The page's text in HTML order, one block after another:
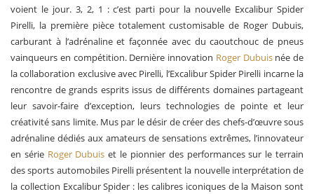
voient le jour. 3, 2, 1 : c’est parti pour la nouvelle Excalibur Spider
Pirelli, la première pièce totalement customisable de Roger Dubuis,
carburant à l’adrénaline et façonnée avec du caoutchouc de pneus
vainqueurs en compétition. Dernière innovation Roger Dubuisnée de
la collaboration exclusive avec Pirelli, l’Excalibur Spider Pirelli incarne la
rencontre de grands esprits issus de différents domaines partageant
leur savoir-faire d’exception, leurs technologies de pointe et leur
créativité sans limite. Mus par le désir de créer des chefs-d’œuvre sous
adrénaline dédiés aux amateurs de sensations extrêmes, l’innovateur
en série Roger Dubuis et le pionnier des performances sur le terrain
des sports automobiles Pirelli présentent la nouvelle interprétation de
la collection Excalibur Spider : les calibres iconiques de la Maison sont